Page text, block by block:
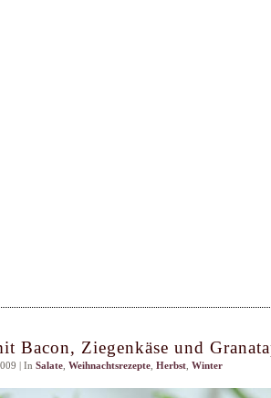
Bacon, Ziegenkäse und
| In Salate Weihnachtsrezepte Herbst Winter